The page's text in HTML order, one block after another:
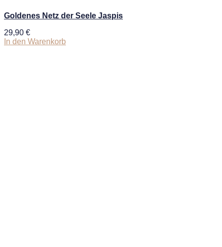
Goldenes Netz der Seele Jaspis
29,90 €
In den Warenkorb